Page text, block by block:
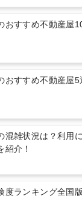
おすすめ不動産屋
おすすめ不動産屋
混雑状況は？利用
紹介！
度ランキング全国